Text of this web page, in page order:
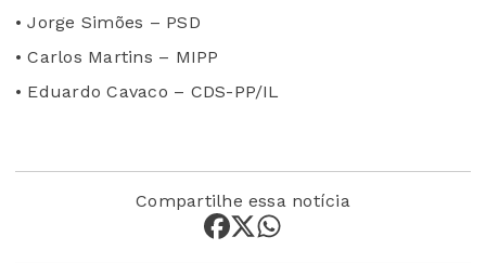
• Jorge Simões – PSD
• Carlos Martins – MIPP
• Eduardo Cavaco – CDS-PP/IL
Compartilhe essa notícia